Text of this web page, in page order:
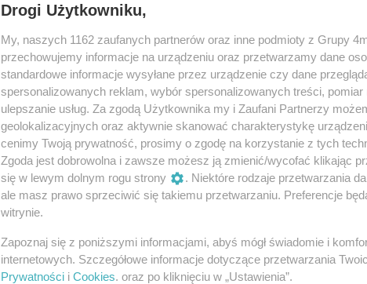
20 / 129
Drogi Użytkowniku,
My, naszych 1162 zaufanych partnerów oraz inne podmioty z Grupy
przechowujemy informacje na urządzeniu oraz przetwarzamy dane
standardowe informacje wysyłane przez urządzenie czy dane
spersonalizowanych reklam, wybór spersonalizowanych treści,
ulepszanie usług. Za zgodą Użytkownika my i Zaufani Partnerzy
geolokalizacyjnych oraz aktywnie skanować charakterystykę
cenimy Twoją prywatność, prosimy o zgodę na korzystanie z tych
Zgoda jest dobrowolna i zawsze możesz ją zmienić/wycofać klikając
się w lewym dolnym rogu strony
. Niektóre rodzaje przetwarzania
ale masz prawo sprzeciwić się takiemu przetwarzaniu. Preferencje
witrynie.
Zapoznaj się z poniższymi informacjami, abyś mógł świadomie i
internetowych. Szczegółowe informacje dotyczące przetwarzania
Prywatności i Cookies. oraz po kliknięciu w „Ustawienia”.